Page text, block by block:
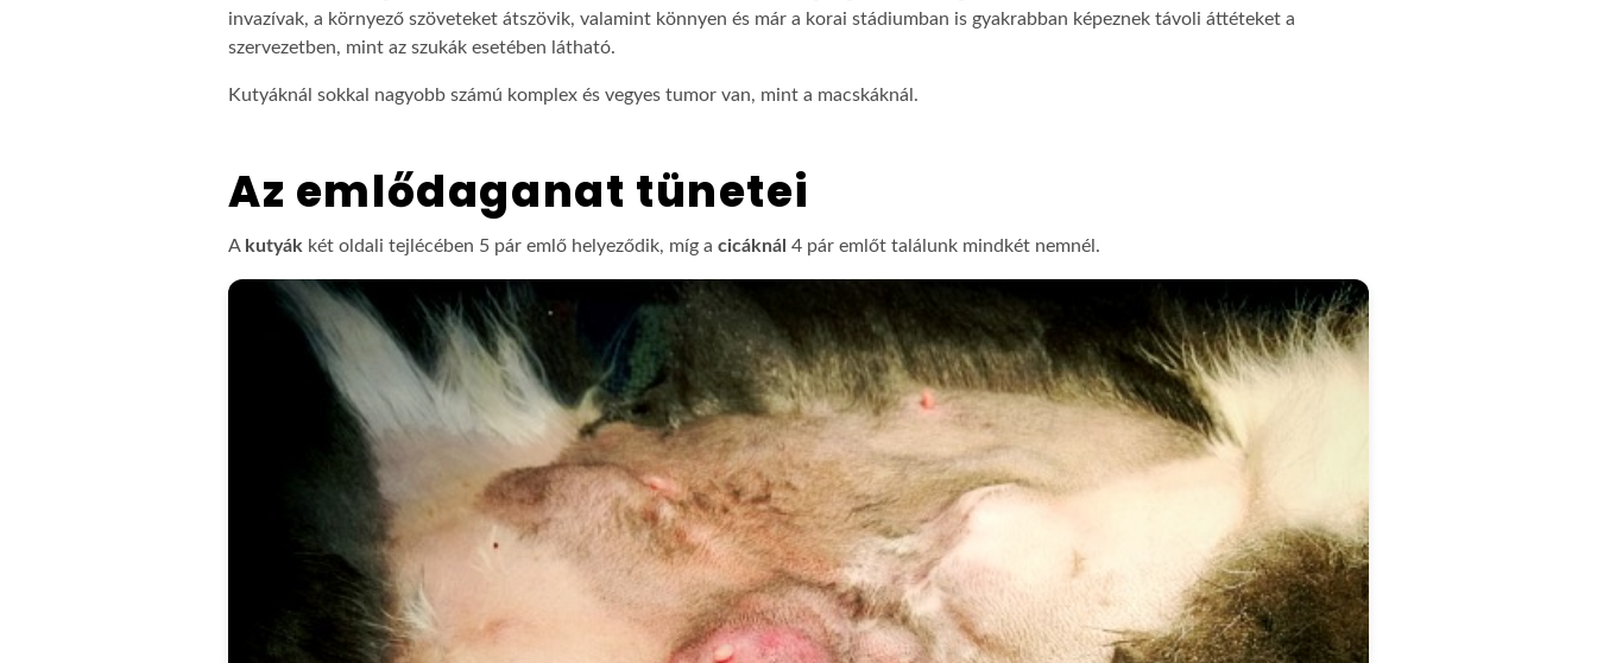
invazívak, a környező szöveteket átszövik, valamint könnyen és már a korai stádiumban is gyakrabban képeznek távoli áttéteket a
szervezetben, mint az szukák esetében látható.
Kutyáknál sokkal nagyobb számú komplex és vegyes tumor van, mint a macskáknál.
Az emlődaganat tünetei
A kutyák két oldali tejlécében 5 pár emlő helyeződik, míg a cicáknál 4 pár emlőt találunk mindkét nemnél.